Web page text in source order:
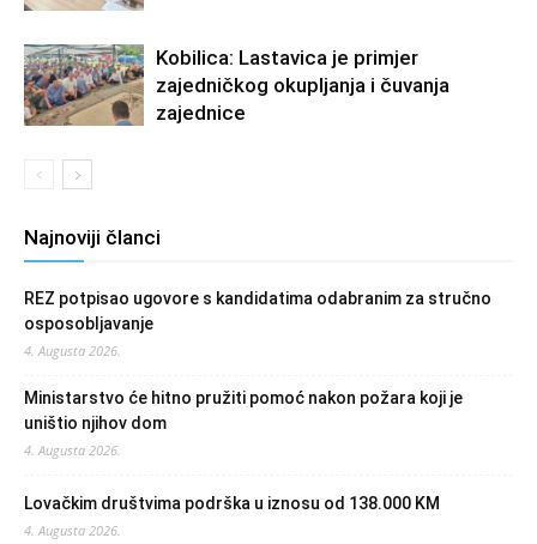
Kobilica: Lastavica je primjer
zajedničkog okupljanja i čuvanja
zajednice
Najnoviji članci
REZ potpisao ugovore s kandidatima odabranim za stručno
osposobljavanje
4. Augusta 2026.
Ministarstvo će hitno pružiti pomoć nakon požara koji je
uništio njihov dom
4. Augusta 2026.
Lovačkim društvima podrška u iznosu od 138.000 KM
4. Augusta 2026.